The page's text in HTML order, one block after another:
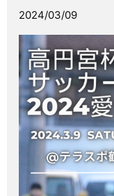
2024/03/09